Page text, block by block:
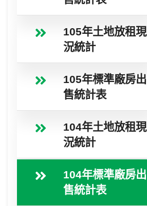
105年土地放租現
況統計
105年標準廠房出
售統計表
104年土地放租現
況統計
104年標準廠房出
售統計表